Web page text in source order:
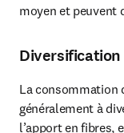
moyen et peuvent
Diversification
La consommation
généralement à
l’apport en fibres,